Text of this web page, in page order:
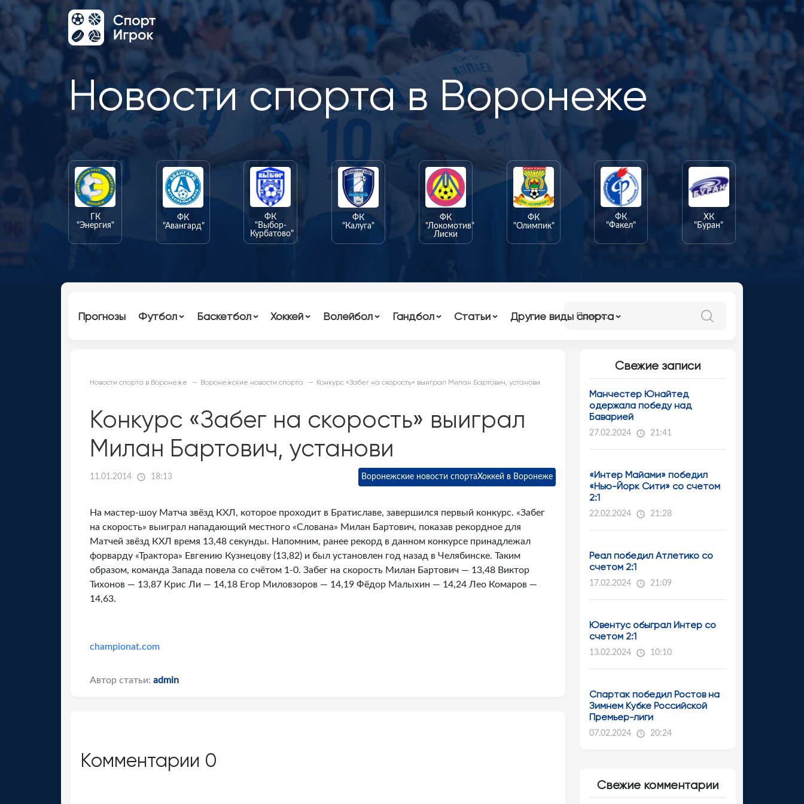
Новости спорта в Воронеже
ГК
"Энергия"
ФК
"Авангард"
ФК
"Выбор-
Курбатово"
ФК
"Калуга"
ФК
"Локомотив"
Лиски
ФК
"Олимпик"
ФК
"Факел"
ХК
"Буран"
Прогнозы Футбол Баскетбол Хоккей Волейбол Гандбол Статьи Другие виды спорта
Новости спорта в Воронеже Воронежские новости спорта Конкурс «Забег на скорость» выиграл Милан Бартович, установи
Конкурс «Забег на скорость» выиграл
Милан Бартович, установи
11.01.2014 18:13 Воронежские новости спортаХоккей в Воронеже
На мастер-шоу Матча звёзд КХЛ, которое проходит в Братиславе, завершился первый конкурс. «Забег
на скорость» выиграл нападающий местного «Слована» Милан Бартович, показав рекордное для
Матчей звёзд КХЛ время 13,48 секунды. Напомним, ранее рекорд в данном конкурсе принадлежал
форварду «Трактора» Евгению Кузнецову (13,82) и был установлен год назад в Челябинске. Таким
образом, команда Запада повела со счётом 1-0. Забег на скорость Милан Бартович — 13,48 Виктор
Тихонов — 13,87 Крис Ли — 14,18 Егор Миловзоров — 14,19 Фёдор Малыхин — 14,24 Лео Комаров —
14,63.
championat.com
Автор статьи: admin
Комментарии 0
Свежие записи
Манчестер Юнайтед
одержала победу над
Баварией
27.02.2024 21:41
«Интер Майами» победил
«Нью-Йорк Сити» со счетом
2:1
22.02.2024 21:28
Реал победил Атлетико со
счетом 2:1
17.02.2024 21:09
Ювентус обыграл Интер со
счетом 2:1
13.02.2024 10:10
Спартак победил Ростов на
Зимнем Кубке Российской
Премьер-лиги
07.02.2024 20:24
Свежие комментарии